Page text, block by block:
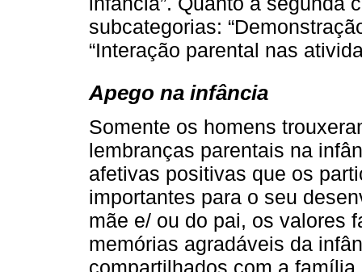
subcategorias:
“Interação parental nas
Apego na infância
Somente os homens
lembranças parentais na
afetivas positivas que os
importantes para o seu
mãe e/ ou do pai, os valores
memórias agradáveis da
compartilhados com a